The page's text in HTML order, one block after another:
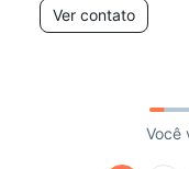
Ver contato
Você